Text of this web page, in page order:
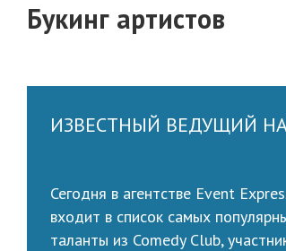
Букинг артистов
ИЗВЕСТНЫЙ ВЕДУЩИЙ
Сегодня в агентстве Event
входит в список самых
таланты из Comedy Club,